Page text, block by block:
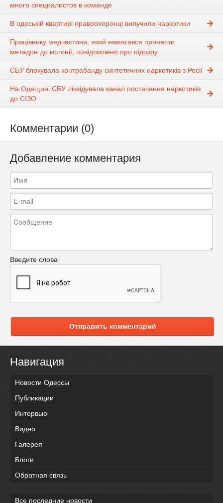
много специалистов в команде
В одеській квартирі правоохоронці вилучили наркотики
Працівнику медчастини, який намагався пронести
метадон до колонії, повідомлено про підозру
СБУ блокувала контрабанду синтетичних наркотиків з Росії
На Одещині СБУ ліквідувала канал постачання наркотиків
до СІЗО
Комментарии (0)
Добавление комментария
Введите слова
Отправить комментарий
Навигация
Новости Одессы
Публикации
Интервью
Видео
Галерея
Блоги
Обратная связь
Все последние новости